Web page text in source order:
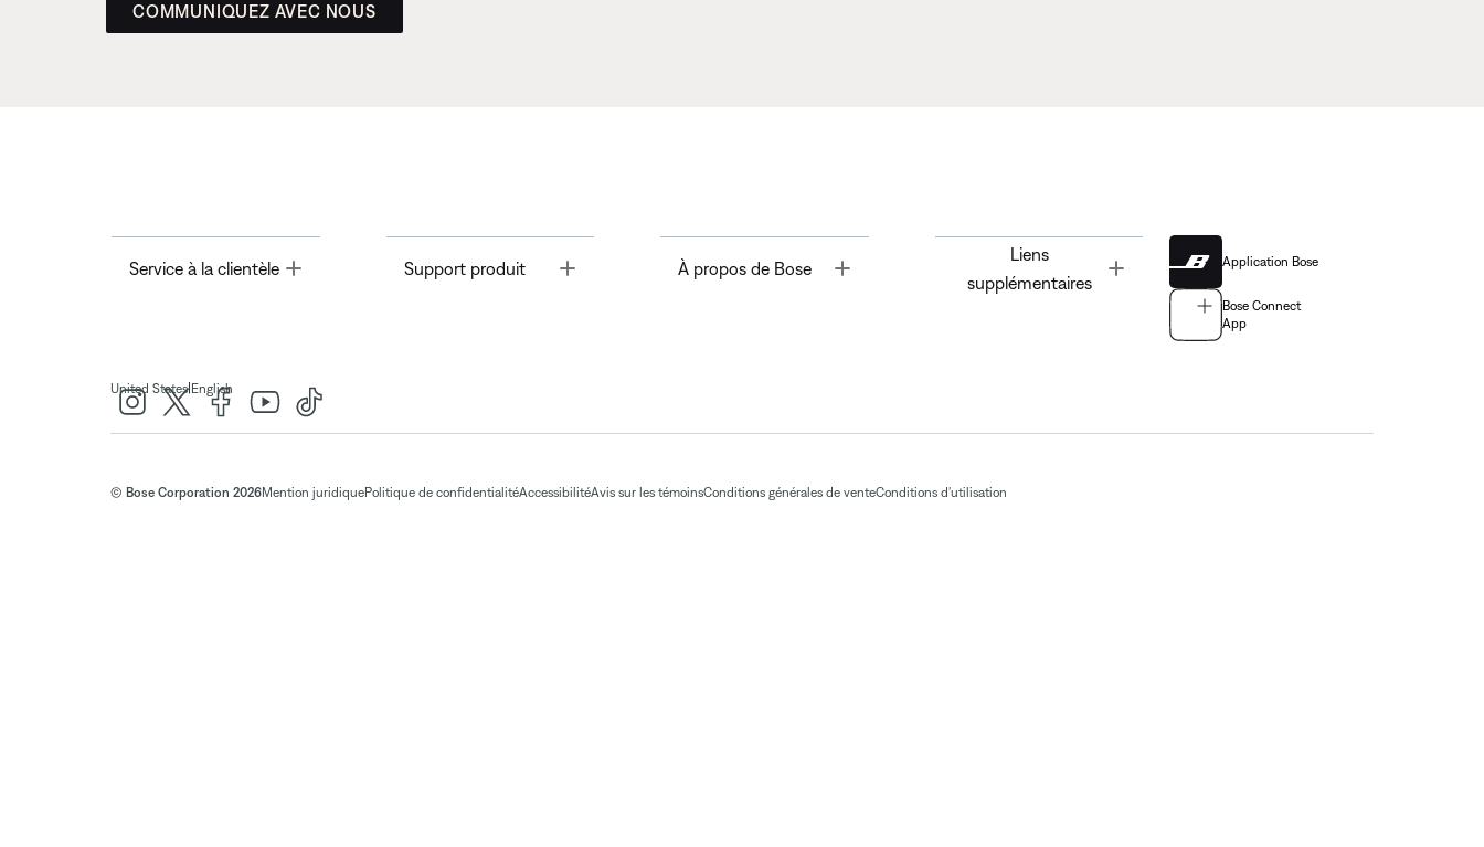
COMMUNIQUEZ AVEC NOUS
Service à la clientèle Toggle Support produit À propos de Bose Toggle
Liens
supplémentaires
Application Bose
Bose Connect
App
United States| English
© Bose Corporation 2026Mention juridiquePolitique de confidentialitéAccessibilitéAvis sur les témoinsConditions générales de venteConditions d'utilisation